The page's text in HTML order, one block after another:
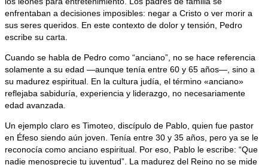
enfrentaban a decisiones imposibles: negar a Cristo o ver morir a
sus seres queridos. En este contexto de dolor y tensión, Pedro
escribe su carta.
Cuando se habla de Pedro como “anciano”, no se hace referencia
solamente a su edad —aunque tenía entre 60 y 65 años—, sino a
su madurez espiritual. En la cultura judía, el término «anciano»
reflejaba sabiduría, experiencia y liderazgo, no necesariamente
edad avanzada.
Un ejemplo claro es Timoteo, discípulo de Pablo, quien fue pastor
en Éfeso siendo aún joven. Tenía entre 30 y 35 años, pero ya se le
reconocía como anciano espiritual. Por eso, Pablo le escribe: “Que
nadie menosprecie tu juventud”. La madurez del Reino no se mide